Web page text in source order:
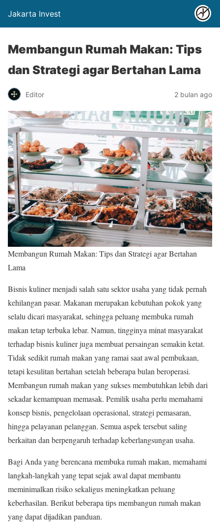
Jakarta Invest
Membangun Rumah Makan: Tips
dan Strategi agar Bertahan Lama
Editor 2 bulan ago
Membangun Rumah Makan: Tips dan Strategi agar Bertahan
Lama
Bisnis kuliner menjadi salah satu sektor usaha yang tidak pernah
kehilangan pasar. Makanan merupakan kebutuhan pokok yang
selalu dicari masyarakat, sehingga peluang membuka rumah
makan tetap terbuka lebar. Namun, tingginya minat masyarakat
terhadap bisnis kuliner juga membuat persaingan semakin ketat.
Tidak sedikit rumah makan yang ramai saat awal pembukaan,
tetapi kesulitan bertahan setelah beberapa bulan beroperasi.
Membangun rumah makan yang sukses membutuhkan lebih dari
sekadar kemampuan memasak. Pemilik usaha perlu memahami
konsep bisnis, pengelolaan operasional, strategi pemasaran,
hingga pelayanan pelanggan. Semua aspek tersebut saling
berkaitan dan berpengaruh terhadap keberlangsungan usaha.
Bagi Anda yang berencana membuka rumah makan, memahami
langkah-langkah yang tepat sejak awal dapat membantu
meminimalkan risiko sekaligus meningkatkan peluang
keberhasilan. Berikut beberapa tips membangun rumah makan
yang dapat dijadikan panduan.